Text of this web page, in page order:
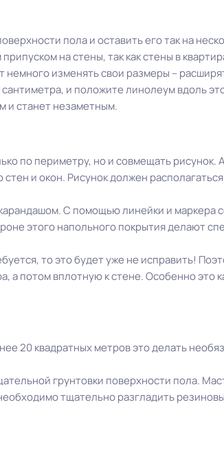
пола и оставить его так на
на стены, так как стены в
изменять свои размеры –
и положите линолеум вдоль
и станет незаметным.
по периметру, но и совмещать рисунок.
и окон. Рисунок должен
С помощью линейки и маркера
этого напольного покрытия делают
то это будет уже не исправить!
а потом вплотную к стене. Особенно это
20 квадратных метров это делать
грунтовки поверхности пола.
тщательно разгладить